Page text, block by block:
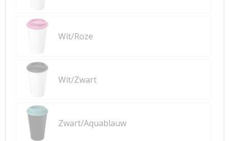
Wit/Roze
Wit/Zwart
Zwart/Aquablauw